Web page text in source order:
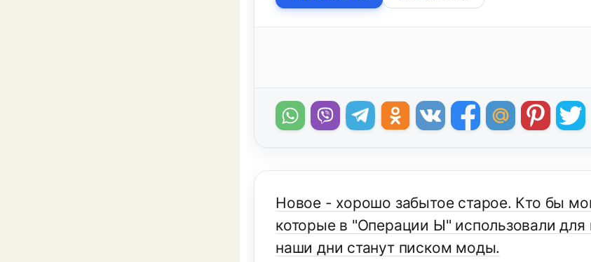
Новое - хорошо забытое старое. Кто бы
которые в "Операции Ы" использовали
наши дни станут писком моды.